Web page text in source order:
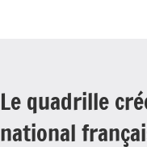
Le quadrille
national